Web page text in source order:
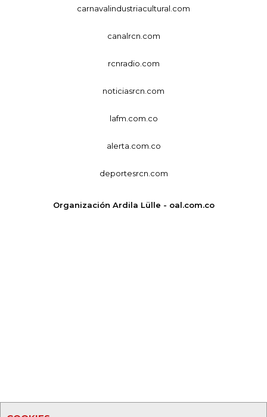
carnavalindustriacultural.com
canalrcn.com
rcnradio.com
noticiasrcn.com
lafm.com.co
alerta.com.co
deportesrcn.com
Organización Ardila Lülle - oal.com.co